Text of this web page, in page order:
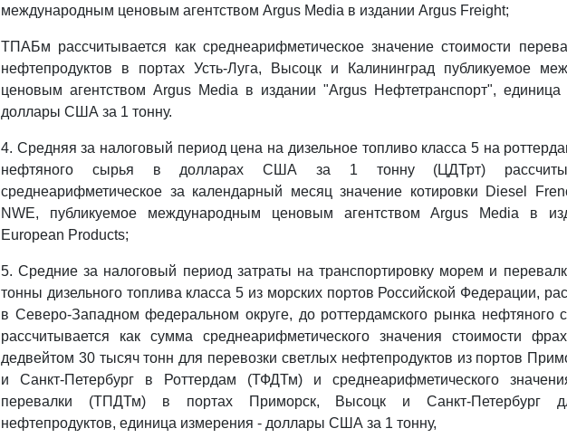
международным ценовым агентством Argus Media в издании Argus Freight;
ТПАБм рассчитывается как среднеарифметическое значение стоимости
нефтепродуктов в портах Усть-Луга, Высоцк и Калининград публикуемое
ценовым агентством Argus Media в издании "Argus Нефтетранспорт",
доллары США за 1 тонну.
4. Средняя за налоговый период цена на дизельное топливо класса 5 на
нефтяного сырья в долларах США за 1 тонну (ЦДТрт)
среднеарифметическое за календарный месяц значение котировки Diesel
NWE, публикуемое международным ценовым агентством Argus Media в
European Products;
5. Средние за налоговый период затраты на транспортировку морем и
тонны дизельного топлива класса 5 из морских портов Российской Федерации,
в Северо-Западном федеральном округе, до роттердамского рынка нефтяного
рассчитывается как сумма среднеарифметического значения стоимости
дедвейтом 30 тысяч тонн для перевозки светлых нефтепродуктов из портов
и Санкт-Петербург в Роттердам (ТФДТм) и среднеарифметического
перевалки (ТПДТм) в портах Приморск, Высоцк и Санкт-Петербург
нефтепродуктов, единица измерения - доллары США за 1 тонну,